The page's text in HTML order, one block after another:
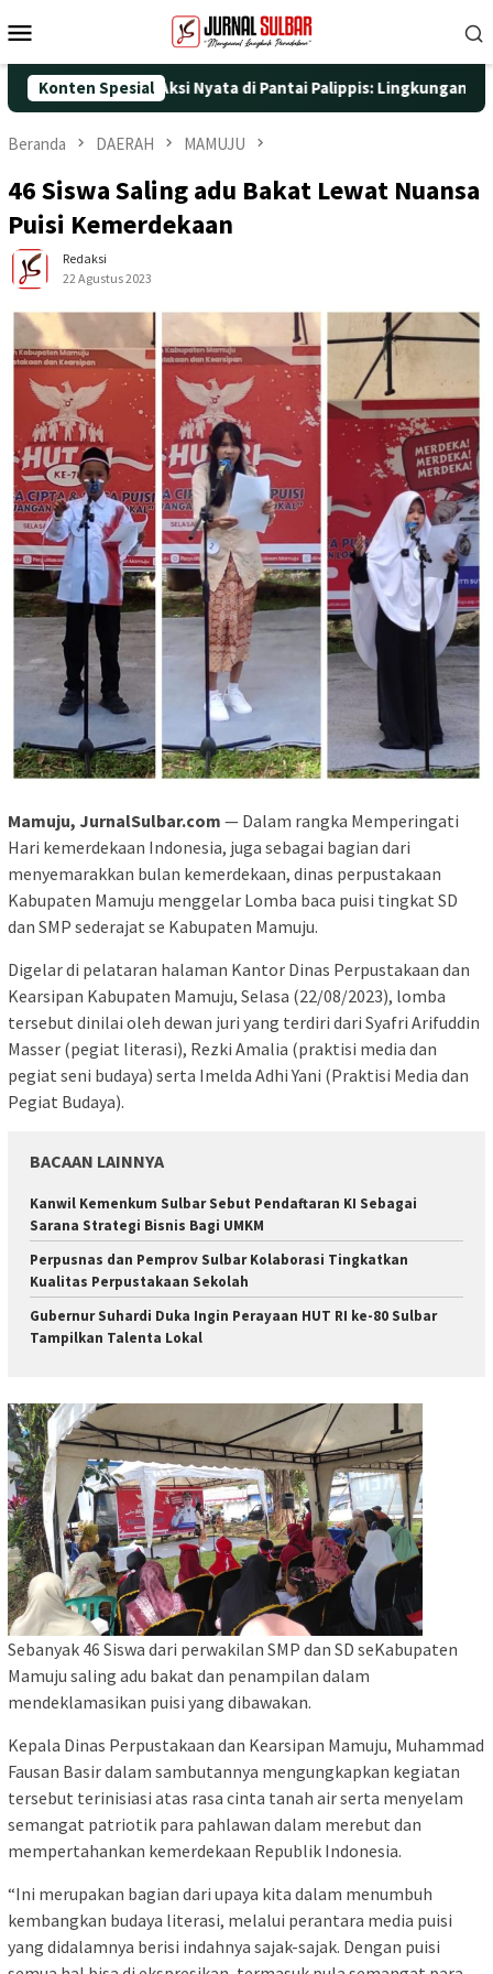
ke
Mobile
Konten Spesial
dengan Aksi Nyata di Pantai Palippis: Lingkungan dan
Beranda DAERAH MAMUJU
46 Siswa Saling adu Bakat Lewat Nuansa
Puisi Kemerdekaan
Redaksi
22 Agustus 2023
Mamuju, JurnalSulbar.com — Dalam rangka Memperingati
Hari kemerdekaan Indonesia, juga sebagai bagian dari
menyemarakkan bulan kemerdekaan, dinas perpustakaan
Kabupaten Mamuju menggelar Lomba baca puisi tingkat SD
dan SMP sederajat se Kabupaten Mamuju.
Digelar di pelataran halaman Kantor Dinas Perpustakaan dan
Kearsipan Kabupaten Mamuju, Selasa (22/08/2023), lomba
tersebut dinilai oleh dewan juri yang terdiri dari Syafri Arifuddin
Masser (pegiat literasi), Rezki Amalia (praktisi media dan
pegiat seni budaya) serta Imelda Adhi Yani (Praktisi Media dan
Pegiat Budaya).
BACAAN LAINNYA
Kanwil Kemenkum Sulbar Sebut Pendaftaran KI Sebagai
Sarana Strategi Bisnis Bagi UMKM
Perpusnas dan Pemprov Sulbar Kolaborasi Tingkatkan
Kualitas Perpustakaan Sekolah
Gubernur Suhardi Duka Ingin Perayaan HUT RI ke-80 Sulbar
Tampilkan Talenta Lokal
Sebanyak 46 Siswa dari perwakilan SMP dan SD seKabupaten
Mamuju saling adu bakat dan penampilan dalam
mendeklamasikan puisi yang dibawakan.
Kepala Dinas Perpustakaan dan Kearsipan Mamuju, Muhammad
Fausan Basir dalam sambutannya mengungkapkan kegiatan
tersebut terinisiasi atas rasa cinta tanah air serta menyelam
semangat patriotik para pahlawan dalam merebut dan
mempertahankan kemerdekaan Republik Indonesia.
“Ini merupakan bagian dari upaya kita dalam menumbuh
kembangkan budaya literasi, melalui perantara media puisi
yang didalamnya berisi indahnya sajak-sajak. Dengan puisi